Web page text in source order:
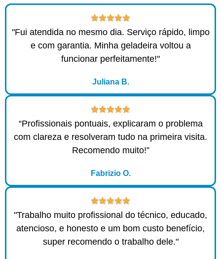
"Fui atendida no mesmo dia. Serviço rápido, limpo
e com garantia. Minha geladeira voltou a
funcionar perfeitamente!"
Juliana B.
“Profissionais pontuais, explicaram o problema
com clareza e resolveram tudo na primeira visita.
Recomendo muito!”
Fabrizio O.
"Trabalho muito profissional do técnico, educado,
atencioso, e honesto e um bom custo benefício,
super recomendo o trabalho dele."